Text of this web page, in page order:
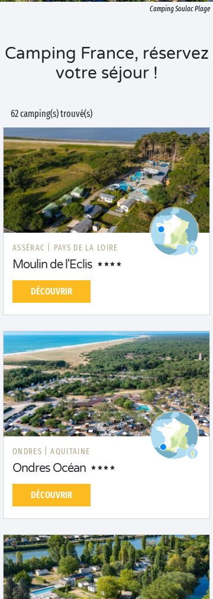
Camping Soulac Plage
Camping France, réservez
votre séjour !
62 camping(s) trouvé(s)
ASSÉRAC | PAYS DE LA LOIRE
Moulin de l'Eclis
DÉCOUVRIR
ONDRES | AQUITAINE
Ondres Océan
DÉCOUVRIR